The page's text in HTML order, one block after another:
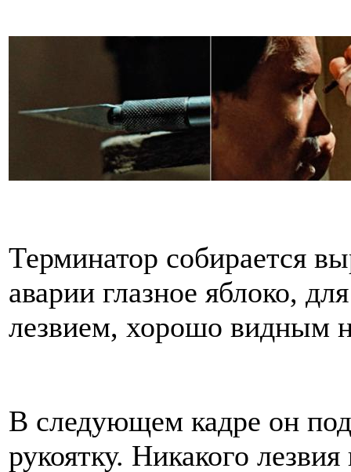
Терминатор собирается
аварии глазное яблоко,
лезвием, хорошо видным
В следующем кадре он
рукоятку. Никакого